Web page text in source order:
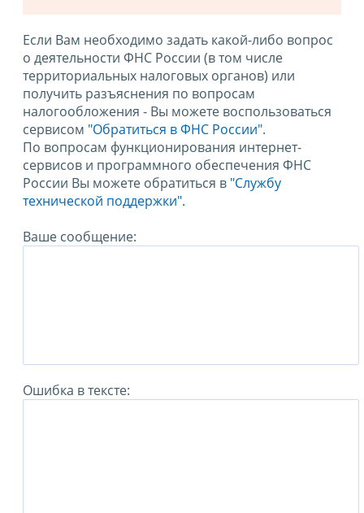
Если Вам необходимо задать какой-либо вопрос
о деятельности ФНС России (в том числе
территориальных налоговых органов) или
получить разъяснения по вопросам
налогообложения - Вы можете воспользоваться
сервисом "Обратиться в ФНС России".
По вопросам функционирования интернет-
сервисов и программного обеспечения ФНС
России Вы можете обратиться в "Службу
технической поддержки".
Ваше сообщение:
Ошибка в тексте: